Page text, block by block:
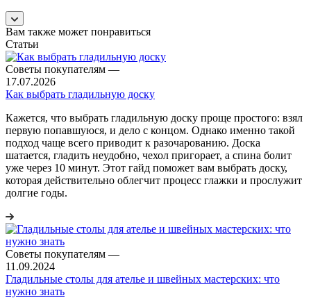
Вам также может понравиться
Статьи
Советы покупателям —
17.07.2026
Как выбрать гладильную доску
Кажется, что выбрать гладильную доску проще простого: взял
первую попавшуюся, и дело с концом. Однако именно такой
подход чаще всего приводит к разочарованию. Доска
шатается, гладить неудобно, чехол пригорает, а спина болит
уже через 10 минут. Этот гайд поможет вам выбрать доску,
которая действительно облегчит процесс глажки и прослужит
долгие годы.
Советы покупателям —
11.09.2024
Гладильные столы для ателье и швейных мастерских: что
нужно знать